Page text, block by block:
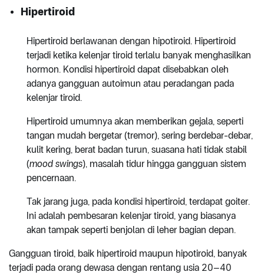
Hipertiroid
Hipertiroid berlawanan dengan hipotiroid. Hipertiroid
terjadi ketika kelenjar tiroid terlalu banyak menghasilkan
hormon. Kondisi hipertiroid dapat disebabkan oleh
adanya gangguan autoimun atau peradangan pada
kelenjar tiroid.
Hipertiroid umumnya akan memberikan gejala, seperti
tangan mudah bergetar (tremor), sering berdebar-debar,
kulit kering, berat badan turun, suasana hati tidak stabil
(mood swings), masalah tidur hingga gangguan sistem
pencernaan.
Tak jarang juga, pada kondisi hipertiroid, terdapat goiter.
Ini adalah pembesaran kelenjar tiroid, yang biasanya
akan tampak seperti benjolan di leher bagian depan.
Gangguan tiroid, baik hipertiroid maupun hipotiroid, banyak
terjadi pada orang dewasa dengan rentang usia 20–40